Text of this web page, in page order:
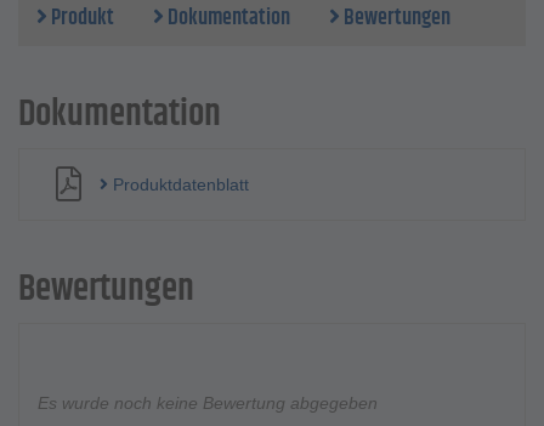
Produkt Dokumentation Bewertungen
Dokumentation
Produktdatenblatt
Bewertungen
Es wurde noch keine Bewertung abgegeben